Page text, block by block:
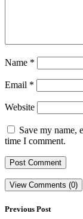
Name *
Email *
Website
Save my name,
time I comment.
View Comments (0)
Previous Post